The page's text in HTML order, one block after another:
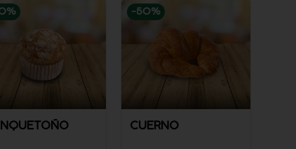
% -50%
CUERNO